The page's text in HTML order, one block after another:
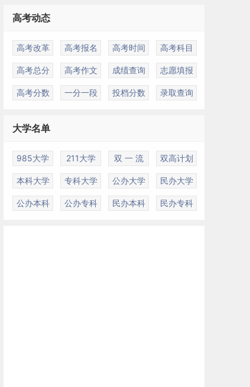
高考动态
高考改革 高考报名 高考时间 高考科目
高考总分 高考作文 成绩查询 志愿填报
高考分数 一分一段 投档分数 录取查询
大学名单
985大学 211大学 双 一 流 双高计划
本科大学 专科大学 公办大学 民办大学
公办本科 公办专科 民办本科 民办专科